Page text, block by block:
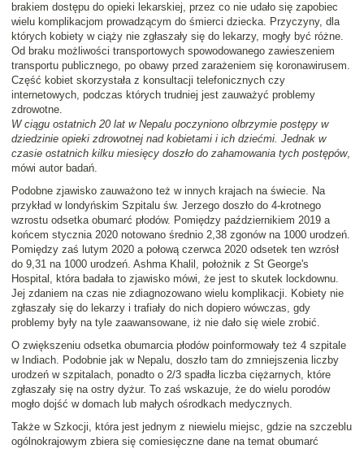
brakiem dostępu do opieki lekarskiej, przez co nie udało się zapobiec
wielu komplikacjom prowadzącym do śmierci dziecka. Przyczyny, dla
których kobiety w ciąży nie zgłaszały się do lekarzy, mogły być różne.
Od braku możliwości transportowych spowodowanego zawieszeniem
transportu publicznego, po obawy przed zarażeniem się koronawirusem.
Część kobiet skorzystała z konsultacji telefonicznych czy
internetowych, podczas których trudniej jest zauważyć problemy
zdrowotne.
W ciągu ostatnich 20 lat w Nepalu poczyniono olbrzymie postępy w
dziedzinie opieki zdrowotnej nad kobietami i ich dziećmi. Jednak w
czasie ostatnich kilku miesięcy doszło do zahamowania tych postępów,
mówi autor badań.
Podobne zjawisko zauważono też w innych krajach na świecie. Na
przykład w londyńskim Szpitalu św. Jerzego doszło do 4-krotnego
wzrostu odsetka obumarć płodów. Pomiędzy październikiem 2019 a
końcem stycznia 2020 notowano średnio 2,38 zgonów na 1000 urodzeń.
Pomiędzy zaś lutym 2020 a połową czerwca 2020 odsetek ten wzrósł
do 9,31 na 1000 urodzeń. Ashma Khalil, położnik z St George's
Hospital, która badała to zjawisko mówi, że jest to skutek lockdownu.
Jej zdaniem na czas nie zdiagnozowano wielu komplikacji. Kobiety nie
zgłaszały się do lekarzy i trafiały do nich dopiero wówczas, gdy
problemy były na tyle zaawansowane, iż nie dało się wiele zrobić.
O zwiększeniu odsetka obumarcia płodów poinformowały też 4 szpitale
w Indiach. Podobnie jak w Nepalu, doszło tam do zmniejszenia liczby
urodzeń w szpitalach, ponadto o 2/3 spadła liczba ciężarnych, które
zgłaszały się na ostry dyżur. To zaś wskazuje, że do wielu porodów
mogło dojść w domach lub małych ośrodkach medycznych.
Także w Szkocji, która jest jednym z niewielu miejsc, gdzie na szczeblu
ogólnokrajowym zbiera się comiesięczne dane na temat obumarć